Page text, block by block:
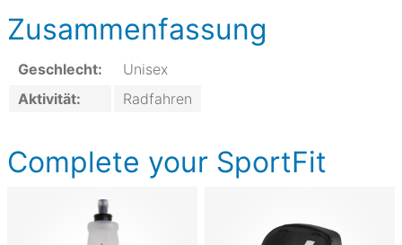
Zusammenfassung
Geschlecht:
Unisex
Aktivität:
Radfahren
Complete your SportFit